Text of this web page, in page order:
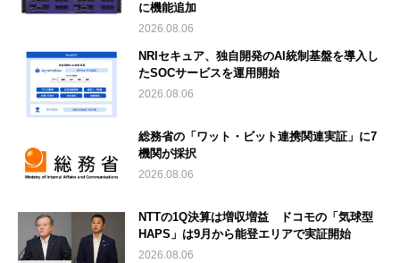
に機能追加
2026.08.06
NRIセキュア、独自開発のAI統制基盤を導入し
たSOCサービスを運用開始
2026.08.06
総務省の「ワット・ビット連携関連実証」に7
機関が採択
2026.08.06
NTTの1Q決算は増収増益 ドコモの「気球型
HAPS」は9月から能登エリアで実証開始
2026.08.06